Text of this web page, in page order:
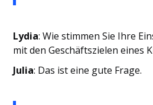
Lydia: Wie stimmen Sie Ihre
mit den Geschäftszielen eines
Julia: Das ist eine gute Frage.